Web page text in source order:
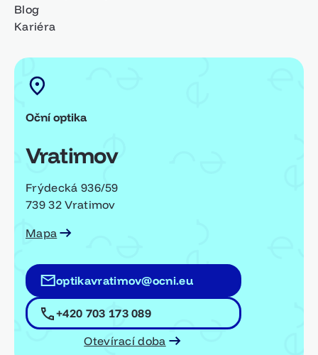
Blog
Kariéra
Oční optika
Vratimov
Frýdecká 936/59
739 32 Vratimov
Mapa
optikavratimov@ocni.eu
+420 703 173 089
Otevírací doba